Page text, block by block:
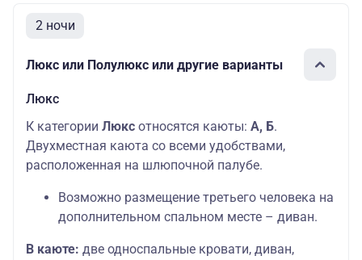
2 ночи
Люкс или Полулюкс или другие варианты
Люкс
К категории Люкс относятся каюты: А, Б.
Двухместная каюта со всеми удобствами,
расположенная на шлюпочной палубе.
Возможно размещение третьего человека на
дополнительном спальном месте – диван.
В каюте: две односпальные кровати, диван,